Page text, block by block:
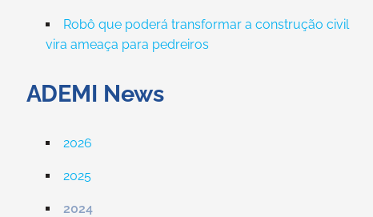
Robô que poderá transformar a construção civil
vira ameaça para pedreiros
ADEMI News
2026
2025
2024